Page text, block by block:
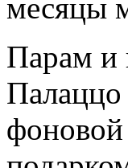
месяцы
Парам и